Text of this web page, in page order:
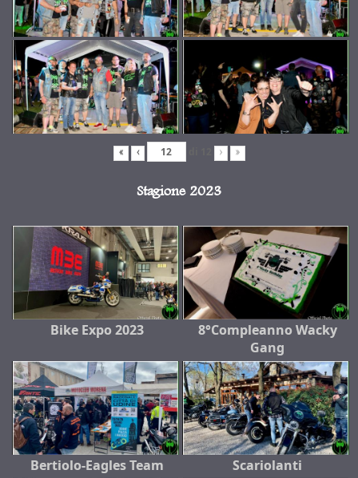
« ‹ › »
Stagione 2023
Bike Expo 2023
8°Compleanno Wacky
Gang
Bertiolo-Eagles Team Scariolanti